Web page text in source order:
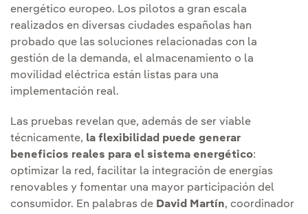
energético europeo. Los pilotos a gran escala
realizados en diversas ciudades españolas han
probado que las soluciones relacionadas con la
gestión de la demanda, el almacenamiento o la
movilidad eléctrica están listas para una
implementación real.
Las pruebas revelan que, además de ser viable
técnicamente, la flexibilidad puede generar
beneficios reales para el sistema energético:
optimizar la red, facilitar la integración de energías
renovables y fomentar una mayor participación del
consumidor. En palabras de David Martín, coordinador